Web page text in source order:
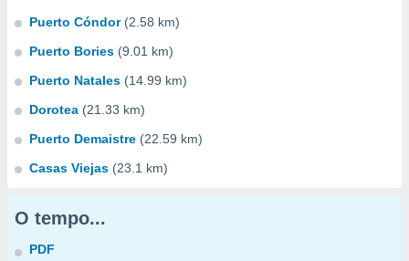
Puerto Cóndor (2.58 km)
Puerto Bories (9.01 km)
Puerto Natales (14.99 km)
Dorotea (21.33 km)
Puerto Demaistre (22.59 km)
Casas Viejas (23.1 km)
O tempo...
PDF